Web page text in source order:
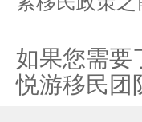
如果您需要
悦游移民团